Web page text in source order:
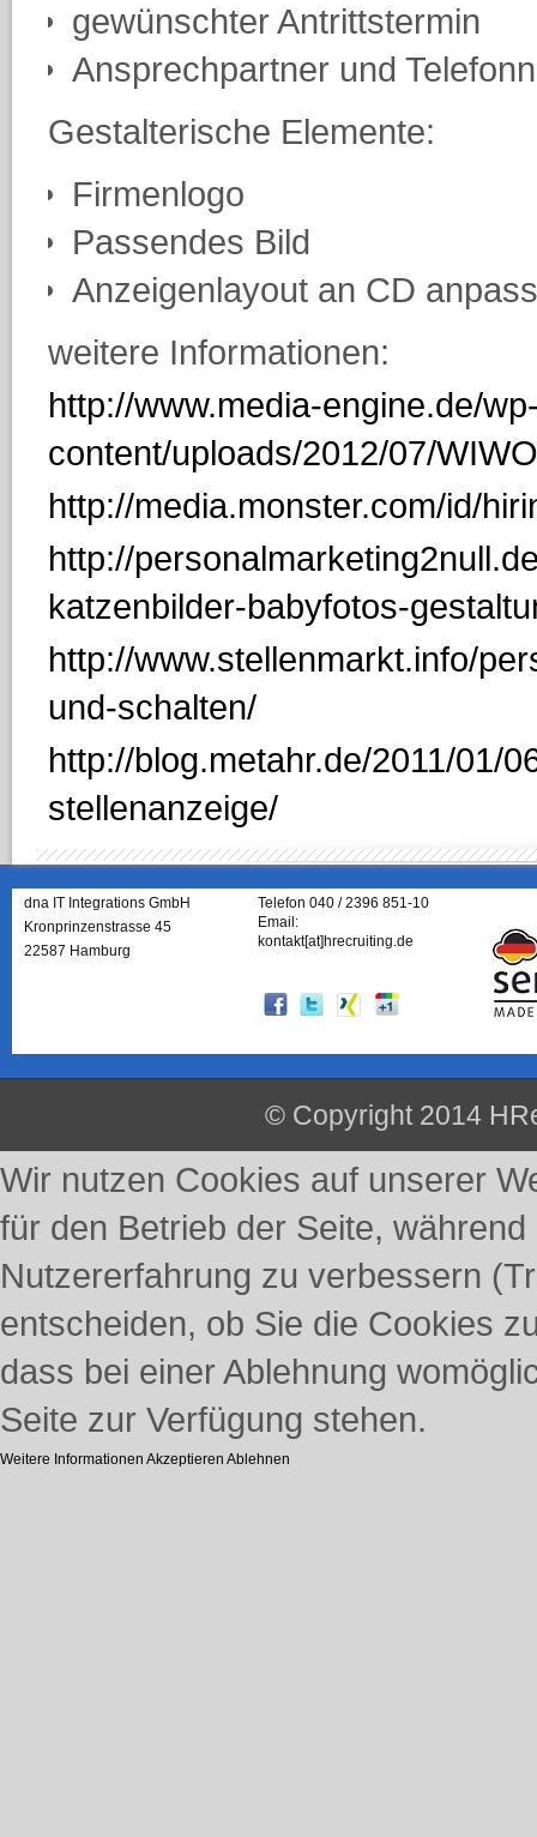
gewünschter Antrittstermin
Ansprechpartner und
Gestalterische Elemente:
Firmenlogo
Passendes Bild
Anzeigenlayout an CD
weitere Informationen:
http://www.media-engine.de/
content/uploads/2012/07/
http://media.monster.com/id/
http://
katzenbilder-babyfotos-
http://www.stellenmarkt.info/
und-schalten/
http://blog.metahr.de/2011/01/
stellenanzeige/
dna IT Integrations GmbH
Kronprinzenstrasse 45
22587 Hamburg
Telefon 040 / 2396 851-10
Email:
kontakt[at]hrecruiting.de
© Copyright 2014
Wir nutzen Cookies auf unserer
für den Betrieb der Seite,
Nutzererfahrung zu verbessern
entscheiden, ob Sie die Cookies
dass bei einer Ablehnung
Seite zur Verfügung stehen.
Weitere Informationen Akzeptieren Ablehnen